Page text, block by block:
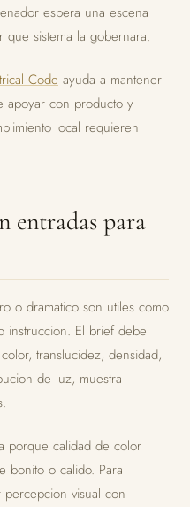
espera una escena
que sistema la gobernara.
Code ayuda a mantener
apoyar con producto y
local requieren
entradas para
o dramatico son utiles como
instruccion. El brief debe
translucidez, densidad,
de luz, muestra
porque calidad de color
bonito o calido. Para
visual con